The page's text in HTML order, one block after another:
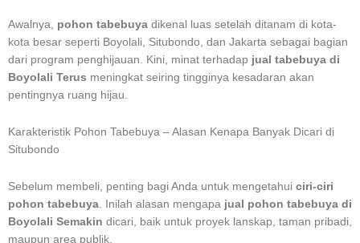
Awalnya, pohon tabebuya dikenal luas setelah ditanam di kota-
kota besar seperti Boyolali, Situbondo, dan Jakarta sebagai bagian
dari program penghijauan. Kini, minat terhadap jual tabebuya di
Boyolali Terus meningkat seiring tingginya kesadaran akan
pentingnya ruang hijau.
Karakteristik Pohon Tabebuya – Alasan Kenapa Banyak Dicari di
Situbondo
Sebelum membeli, penting bagi Anda untuk mengetahui ciri-ciri
pohon tabebuya . Inilah alasan mengapa jual pohon tabebuya di
Boyolali Semakin dicari, baik untuk proyek lanskap, taman pribadi,
maupun area publik.